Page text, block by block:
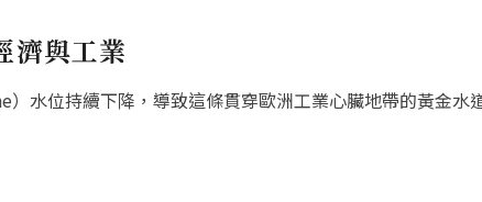
濟與工業
）水位持續下降，導致這條貫穿歐洲工業心臟地帶的黃金水